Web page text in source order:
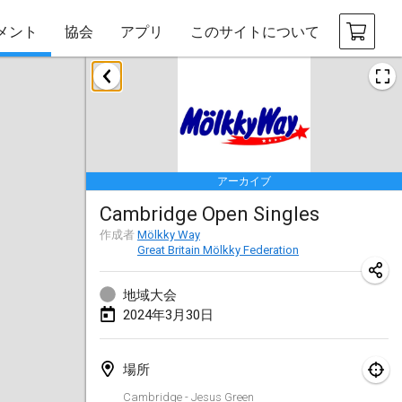
ント 協会 アプリ このサイトについて
アーカイブ
Cambridge Open Singles
作成者 Mölkky Way
Great Britain Mölkky Federation
地域大会
2024年3月30日
場所
Cambridge - Jesus Green
2024年1月
2024年1月20日|ドイツ
Indoor Polish Open 2024 - Singles
2024年1月20日|ポーランド
Open de Boulay Triplette
2024年1月20日|フランス
Tournoi Mixte ASPTTOM
2024年1月20日|フランス